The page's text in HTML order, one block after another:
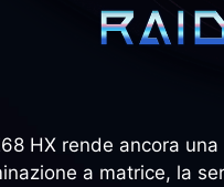
HX rende ancora
a matrice, la